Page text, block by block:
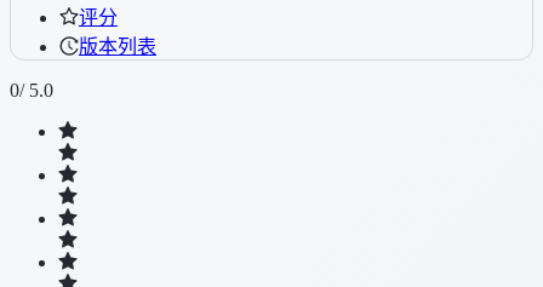
评分
版本列表
0/ 5.0